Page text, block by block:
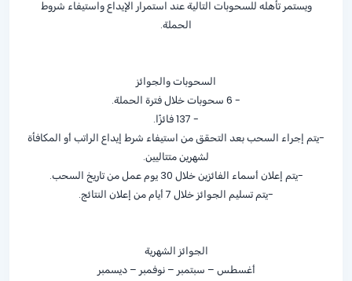
ويستمر تأهله للسحوبات التالية عند استمرار الإيداع واستيفاء شروط
الحملة.
السحوبات والجوائز
- 6 سحوبات خلال فترة الحملة.
- 137 فائزًا.
-يتم إجراء السحب بعد التحقق من استيفاء شرط إيداع الراتب أو المكافأة
لشهرين متتاليين.
-يتم إعلان أسماء الفائزين خلال 30 يوم عمل من تاريخ السحب.
-يتم تسليم الجوائز خلال 7 أيام من إعلان النتائج.
الجوائز الشهرية
أغسطس – سبتمبر – نوفمبر – ديسمبر